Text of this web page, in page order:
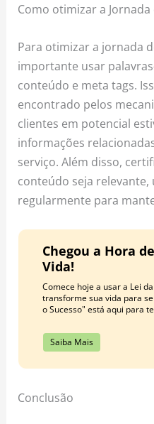
Como otimizar a Jornada
Para otimizar a jornada
importante usar
conteúdo e meta tags.
encontrado pelos
clientes em potencial
informações
serviço. Além disso,
conteúdo seja relevante,
regularmente para
Chegou a Hora
Vida!
Comece hoje a usar a Lei
transforme sua vida para
o Sucesso" está aqui para
Saiba Mais
Conclusão